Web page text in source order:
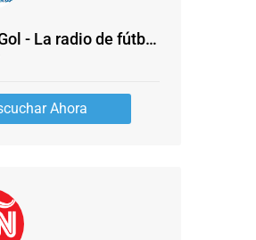
Radio Gol - La radio de fútbol en Santa Fe
Ahora